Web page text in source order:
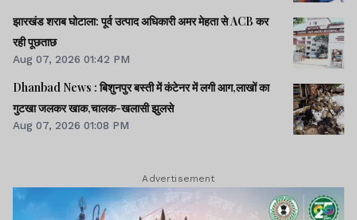
झारखंड शराब घोटाला: पूर्व उत्पाद अधिकारी अमर मेहता से ACB कर
रही पूछताछ
Aug 07, 2026 01:42 PM
Dhanbad News : बिशुनपुर बस्ती में कंटेनर में लगी आग,लाखों का
गुटखा जलकर खाक,चालक-खलासी झुलसे
Aug 07, 2026 01:08 PM
Advertisement